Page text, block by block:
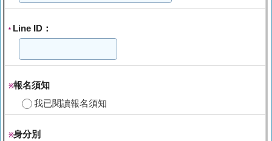
* Line ID：
※報名須知
我已閱讀報名須知
※身分別